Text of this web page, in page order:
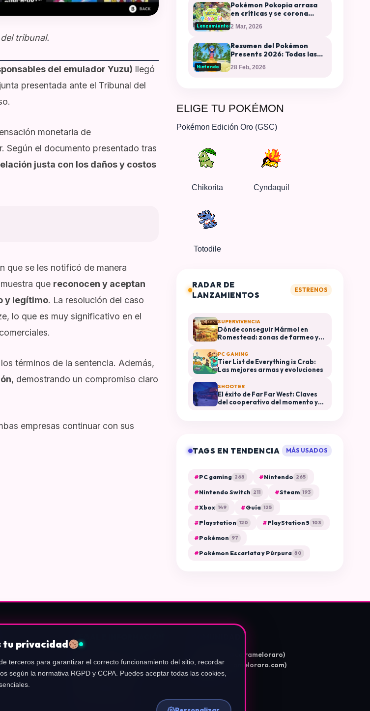
tribunal.
del emulador Yuzu) llegó
presentada ante el Tribunal del
monetaria de
Según el documento presentado tras
justa con los daños y costos
que se les notificó de manera
que reconocen y aceptan
y legítimo. La resolución del caso
lo que es muy significativo en el
términos de la sentencia. Además,
, demostrando un compromiso claro
empresas continuar con sus
Lanzamientos
Pokémon Pokopia arrasa
en críticas y se corona
valorado de la franquicia
2 Mar, 2026
Nintendo
Resumen del Pokémon
Presents 2026: Todas las
aniversario
28 Feb, 2026
ELIGE TU POKÉMON
Pokémon Edición Oro (GSC)
Chikorita Cyndaquil
Totodile
RADAR DE
LANZAMIENTOS
ESTRENOS
SUPERVIVENCIA
Dónde conseguir Mármol en
Romestead: zonas de farmeo y
PC GAMING
Tier List de Everything is Crab:
Las mejores armas y evoluciones
SHOOTER
El éxito de Far Far West: Claves
del cooperativo del momento y
TAGS EN TENDENCIA MÁS USADOS
#PC gaming 268 #Nintendo 265
#Nintendo Switch 211 #Steam 193
#Xbox 149 #Guía 125
#Playstation 120 #PlayStation 5 103
#Pokémon 97
#Pokémon Escarlata y Púrpura 80
LEGAL E INFORMACIÓN
Política de Privacidad
Política de Cookies
Instagram (@ca.rameloraro)
TikTok (@carameloraro.com)
YouTube
tu privacidad
terceros para garantizar el correcto funcionamiento del sitio, recordar
según la normativa RGPD y CCPA. Puedes aceptar todas las cookies,